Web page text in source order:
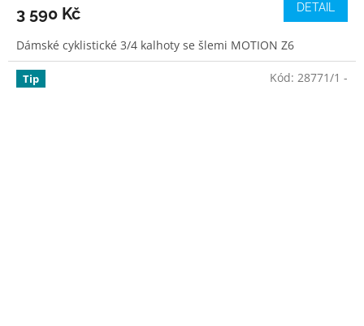
3 590 Kč DETAIL
Dámské cyklistické 3/4 kalhoty se šlemi MOTION Z6
Tip Kód: 28771/1 -